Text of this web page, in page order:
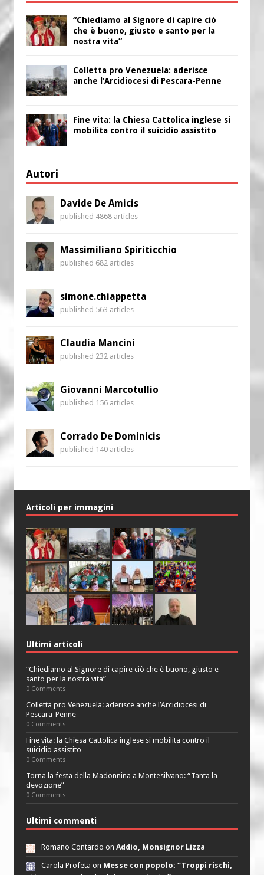
“Chiediamo al Signore di capire ciò
che è buono, giusto e santo per la
nostra vita”
Colletta pro Venezuela: aderisce
anche l’Arcidiocesi di Pescara-Penne
Fine vita: la Chiesa Cattolica inglese si
mobilita contro il suicidio assistito
Autori
Davide De Amicis
published 4868 articles
Massimiliano Spiriticchio
published 682 articles
simone.chiappetta
published 563 articles
Claudia Mancini
published 232 articles
Giovanni Marcotullio
published 156 articles
Corrado De Dominicis
published 140 articles
Articoli per immagini
Ultimi articoli
“Chiediamo al Signore di capire ciò che è buono, giusto e
santo per la nostra vita”
0 Comments
Colletta pro Venezuela: aderisce anche l’Arcidiocesi di
Pescara-Penne
0 Comments
Fine vita: la Chiesa Cattolica inglese si mobilita contro il
suicidio assistito
0 Comments
Torna la festa della Madonnina a Montesilvano: “Tanta la
devozione”
0 Comments
Ultimi commenti
Romano Contardo on Addio, Monsignor Lizza
Carola Profeta on Messe con popolo: “Troppi rischi,